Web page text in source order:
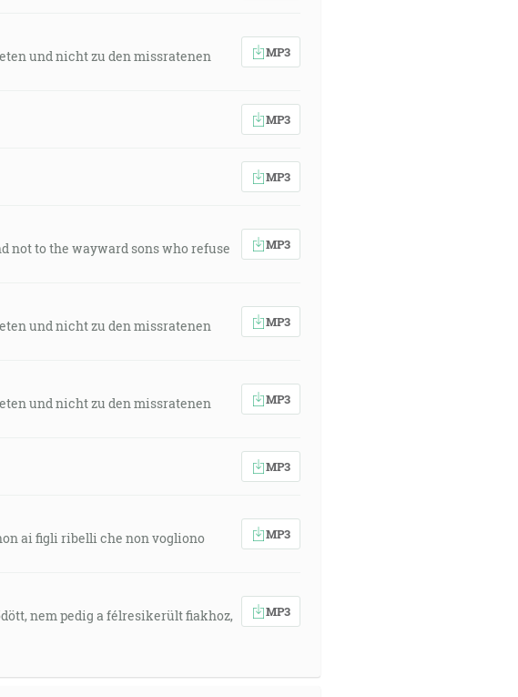
und nicht zu den missratenen
MP3
MP3
MP3
not to the wayward sons who refuse
MP3
und nicht zu den missratenen
MP3
und nicht zu den missratenen
MP3
MP3
ai figli ribelli che non vogliono
MP3
nem pedig a félresikerült fiakhoz,
MP3